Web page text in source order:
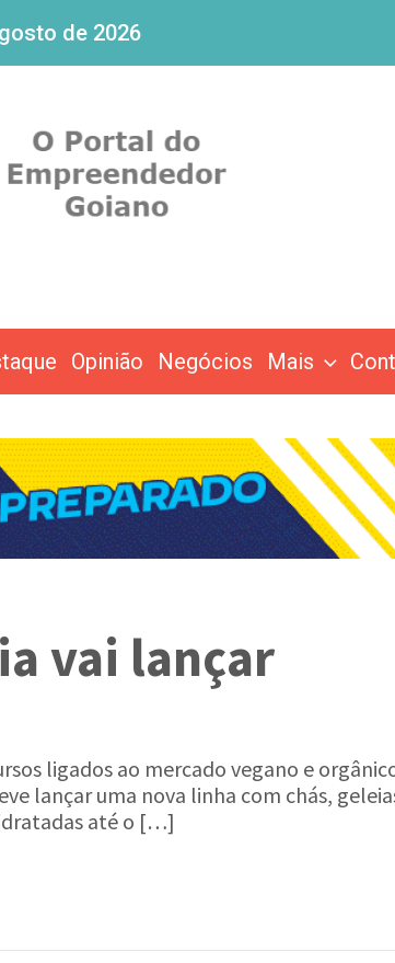
de 2026
Opinião Negócios Mais
vai lançar
ligados ao mercado vegano e
lançar uma nova linha com chás,
até o […]